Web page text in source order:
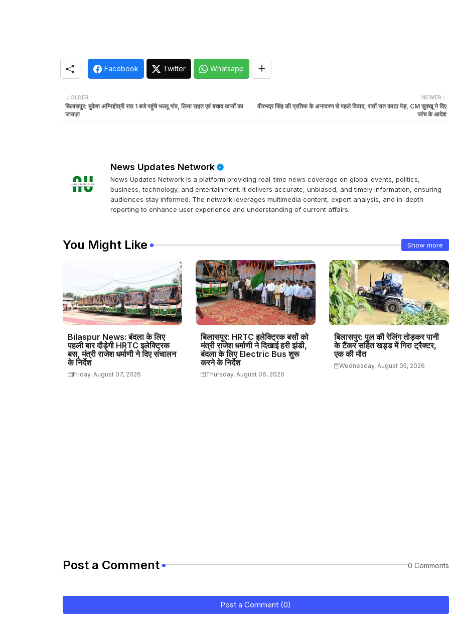
Facebook Twitter Whatsapp
NEWER
वीरभद्र सिंह की प्रतिमा के अनावरण से पहले विवाद, रातों रात काटा पेड़, CM सुक्खू ने दिए
जांच के आदेश
OLDER
बिलासपुर: मुकेश अग्निहोत्री रात 1 बजे पहुंचे भल्लू गांव, लिया राहत एवं बचाव कार्यों का
जायज़ा
News Updates Network
News Updates Network is a platform providing real-time news coverage on global events, politics,
business, technology, and entertainment. It delivers accurate, unbiased, and timely information, ensuring
audiences stay informed. The network leverages multimedia content, expert analysis, and in-depth
reporting to enhance user experience and understanding of current affairs.
You Might Like Show more
Bilaspur News: बंदला के लिए
पहली बार दौड़ेगी HRTC इलेक्ट्रिक
बस, मंत्री राजेश धर्माणी ने दिए संचालन
के निर्देश
Friday, August 07, 2026
बिलासपुर: HRTC इलेक्ट्रिक बसों को
मंत्री राजेश धर्माणी ने दिखाई हरी झंडी,
बंदला के लिए Electric Bus शुरू
करने के निर्देश
Thursday, August 06, 2026
बिलासपुर: पुल की रेलिंग तोड़कर पानी
के टैंकर सहित खड्ड में गिरा ट्रैक्टर,
एक की मौत
Wednesday, August 05, 2026
Post a Comment 0 Comments
Post a Comment (0)